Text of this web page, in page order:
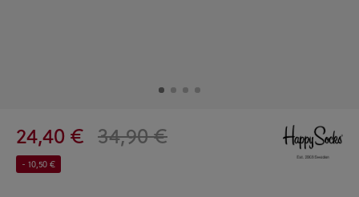
24,40 € 34,90 €
- 10,50 €